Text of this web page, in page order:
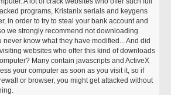
programs, Kristanix serials and keygens
in order to try to steal your bank account and
we strongly recommend not downloading
never know what they have modified... And did
websites who offer this kind of downloads
Many contain javascripts and ActiveX
your computer as soon as you visit it, so if
or browser, you might get attacked without